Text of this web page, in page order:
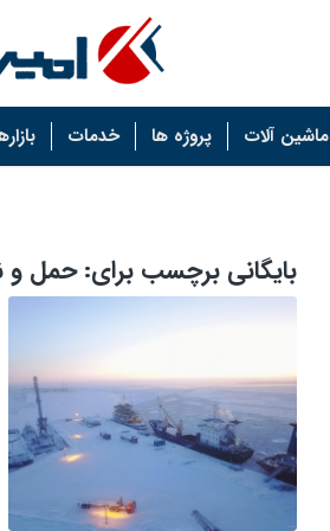
ماشین آلات پروژه ها خدمات
بایگانی برچسب برای:حمل و